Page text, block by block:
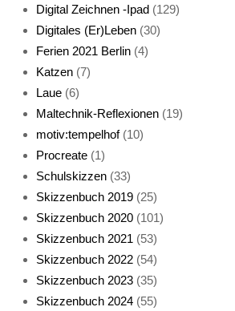
Live-Cat
Katze sturmerprobt
Digital Zeichnen -Ipad (129)
Digitales (Er)Leben (30)
Ferien 2021 Berlin (4)
Katzen (7)
Laue (6)
Maltechnik-Reflexionen (19)
motiv:tempelhof(10)
Procreate (1)
Schulskizzen (33)
Skizzenbuch 2019 (25)
Skizzenbuch 2020 (101)
Skizzenbuch 2021 (53)
Skizzenbuch 2022 (54)
Skizzenbuch 2023 (35)
Skizzenbuch 2024 (55)